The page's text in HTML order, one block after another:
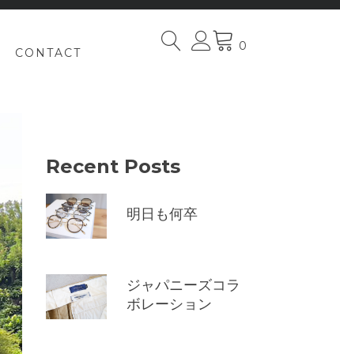
CONTACT 0
Recent Posts
明日も何卒
ジャパニーズコラ
ボレーション